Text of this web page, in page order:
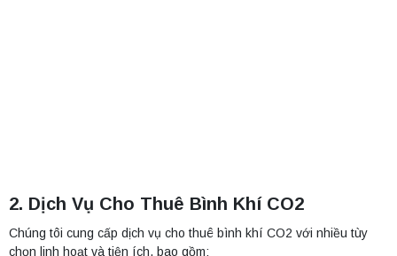
2. Dịch Vụ Cho Thuê Bình Khí CO2
Chúng tôi cung cấp dịch vụ cho thuê bình khí CO2 với nhiều tùy
chọn linh hoạt và tiện ích, bao gồm: